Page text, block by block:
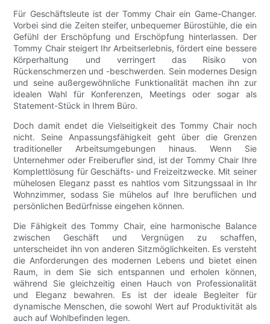
Für Geschäftsleute ist der Tommy Chair ein Game-Changer.
Vorbei sind die Zeiten steifer, unbequemer Bürostühle, die ein
Gefühl der Erschöpfung und Erschöpfung hinterlassen. Der
Tommy Chair steigert Ihr Arbeitserlebnis, fördert eine bessere
Körperhaltung und verringert das Risiko von
Rückenschmerzen und -beschwerden. Sein modernes Design
und seine außergewöhnliche Funktionalität machen ihn zur
idealen Wahl für Konferenzen, Meetings oder sogar als
Statement-Stück in Ihrem Büro.
Doch damit endet die Vielseitigkeit des Tommy Chair noch
nicht. Seine Anpassungsfähigkeit geht über die Grenzen
traditioneller Arbeitsumgebungen hinaus. Wenn Sie
Unternehmer oder Freiberufler sind, ist der Tommy Chair Ihre
Komplettlösung für Geschäfts- und Freizeitzwecke. Mit seiner
mühelosen Eleganz passt es nahtlos vom Sitzungssaal in Ihr
Wohnzimmer, sodass Sie mühelos auf Ihre beruflichen und
persönlichen Bedürfnisse eingehen können.
Die Fähigkeit des Tommy Chair, eine harmonische Balance
zwischen Geschäft und Vergnügen zu schaffen,
unterscheidet ihn von anderen Sitzmöglichkeiten. Es versteht
die Anforderungen des modernen Lebens und bietet einen
Raum, in dem Sie sich entspannen und erholen können,
während Sie gleichzeitig einen Hauch von Professionalität
und Eleganz bewahren. Es ist der ideale Begleiter für
dynamische Menschen, die sowohl Wert auf Produktivität als
auch auf Wohlbefinden legen.